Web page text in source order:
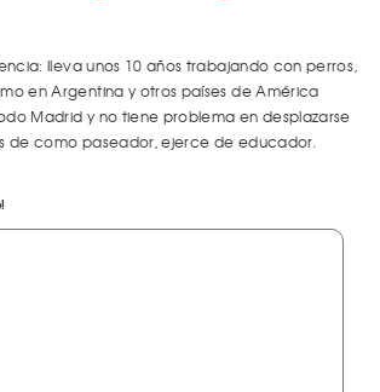
lleva unos 10 años trabajando con perros,
en Argentina y otros países de América
Madrid y no tiene problema en desplazarse
de como paseador, ejerce de educador.